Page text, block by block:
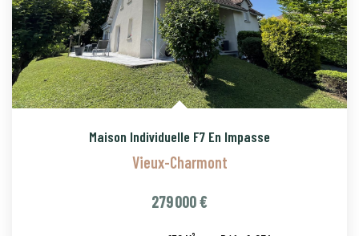
Maison Individuelle F7 En Impasse
Vieux-Charmont
279 000 €